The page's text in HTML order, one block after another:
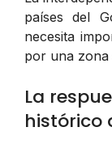
países del
necesita
por una
La
histórico